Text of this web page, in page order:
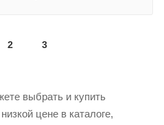
2 3
выбрать и купить
цене в каталоге,